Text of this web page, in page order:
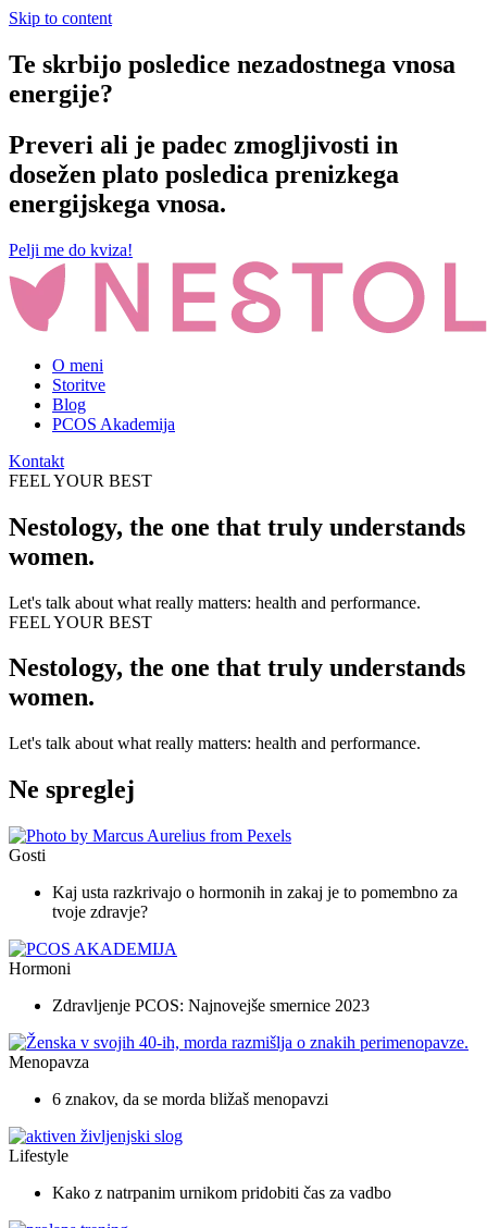
Skip to content
Te skrbijo posledice nezadostnega vnosa
energije?
Preveri ali je padec zmogljivosti in
dosežen plato posledica prenizkega
energijskega vnosa.
Pelji me do kviza!
O meni
Storitve
Blog
PCOS Akademija
Kontakt
FEEL YOUR BEST
Nestology, the one that truly understands
women.
Let's talk about what really matters: health and performance.
FEEL YOUR BEST
Nestology, the one that truly understands
women.
Let's talk about what really matters: health and performance.
Ne spreglej
Gosti
Kaj usta razkrivajo o hormonih in zakaj je to pomembno za
tvoje zdravje?
Hormoni
Zdravljenje PCOS: Najnovejše smernice 2023
Menopavza
6 znakov, da se morda bližaš menopavzi
Lifestyle
Kako z natrpanim urnikom pridobiti čas za vadbo